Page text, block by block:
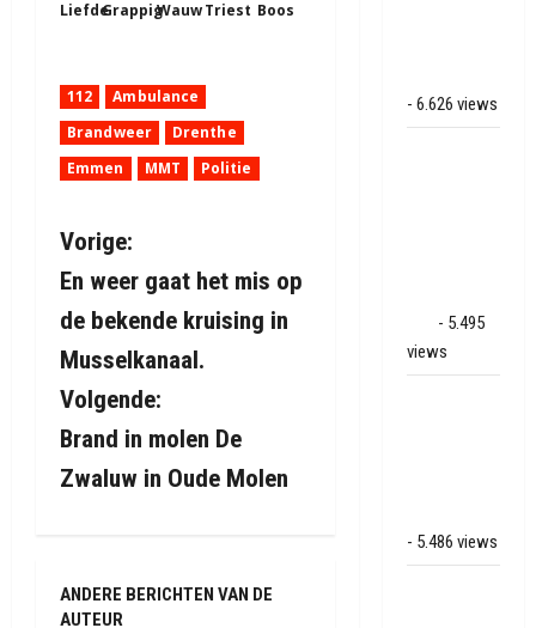
LiefdeGrappigWauwTriest Boos
112
Ambulance
Brandweer
Drenthe
Emmen
MMT Politie
B
e
r
i
c
h
n
Vorige:
En weer gaat het mis op
de bekende kruising in
Musselkanaal.
Volgende:
Brand in molen De
Zwaluw in Oude Molen
ANDERE BERICHTEN VAN DE
AUTEUR
- 6.626 views
- 5.495
views
- 5.486 views